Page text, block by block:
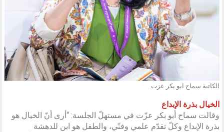
الكاتبة سماح ابو بكر عزت
الخيال بذرة الإبداع
وقالت سماح أبو بكر عزّت في مستهلّ الجلسة: “أرى أنّ الخيال هو
بذرة الإبداع وكلّ تقدّم علمي وفنّي، والطفل هو ابن للدهشة